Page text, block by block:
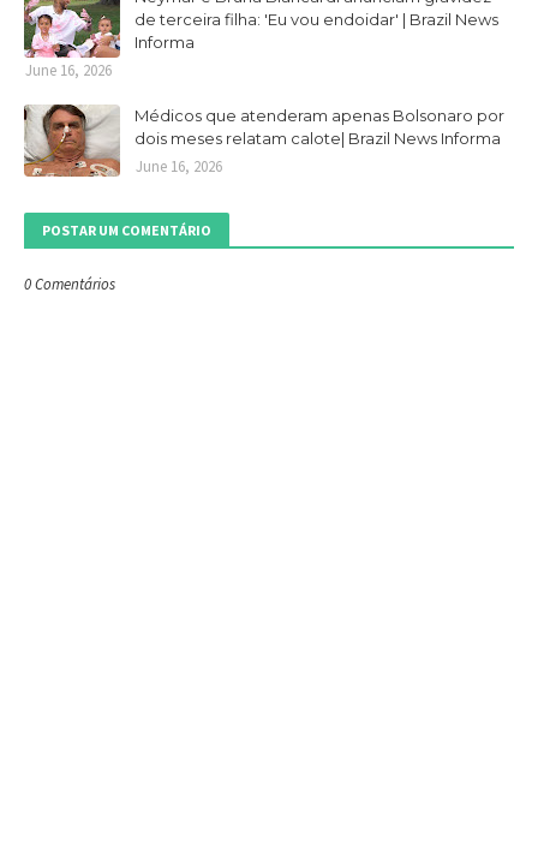
de terceira filha: 'Eu vou endoidar' | Brazil News
Informa
June 16, 2026
Médicos que atenderam apenas Bolsonaro por
dois meses relatam calote| Brazil News Informa
June 16, 2026
POSTAR UM COMENTÁRIO
0 Comentários